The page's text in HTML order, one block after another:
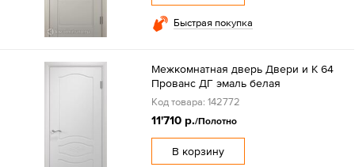
Быстрая покупка
Межкомнатная дверь Двери и К 64
Прованс ДГ эмаль белая
Код товара: 142772
11'710 р./Полотно
В корзину